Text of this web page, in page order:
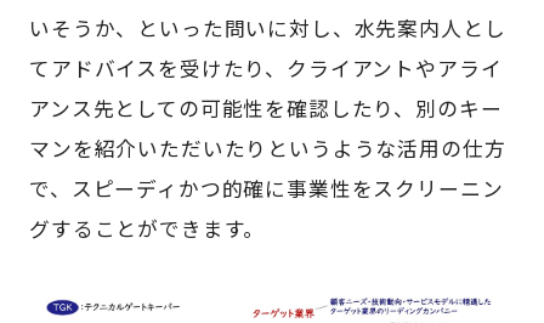
いそうか、といった問いに対し、水先案内人とし
てアドバイスを受けたり、クライアントやアライ
アンス先としての可能性を確認したり、別のキー
マンを紹介いただいたりというような活用の仕方
で、スピーディかつ的確に事業性をスクリーニン
グすることができます。